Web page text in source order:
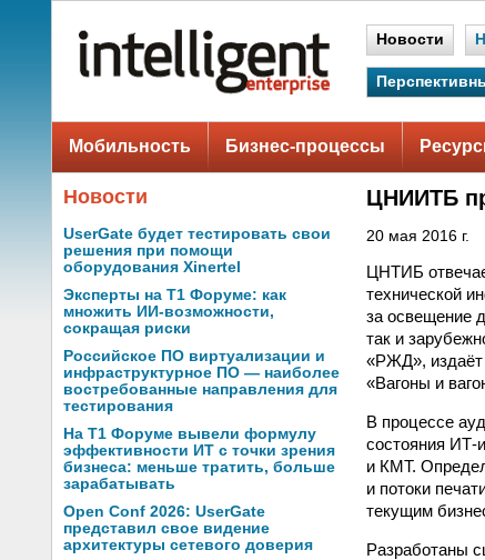
Новости
Мобильность Бизнес-процессы
Новости
UserGate будет тестировать свои
решения при помощи
оборудования Xinertel
Эксперты на Т1 Форуме: как
множить ИИ-возможности,
сокращая риски
Российское ПО виртуализации и
инфраструктурное ПО — наиболее
востребованные направления для
тестирования
На Т1 Форуме вывели формулу
эффективности ИТ с точки зрения
бизнеса: меньше тратить, больше
зарабатывать
Open Conf 2026: UserGate
представил свое видение
архитектуры сетевого доверия
ЦНИИТБ
20 мая 2016 г.
ЦНТИБ
технической
за освещение
так и
«РЖД», издаёт
«Вагоны и
В процессе
состояния ИТ-
и КМТ.
и потоки
текущим
Разработаны